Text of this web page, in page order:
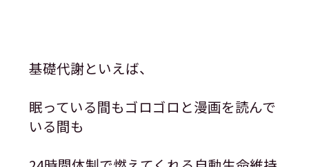
基礎代謝といえば、
眠っている間もゴロゴロと漫画を読んで
いる間も